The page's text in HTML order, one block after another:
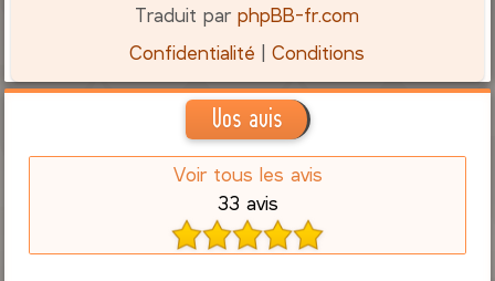
Traduit parphpBB-fr.com
Confidentialité |Conditions
Vos avis
Voir tous les avis
33 avis